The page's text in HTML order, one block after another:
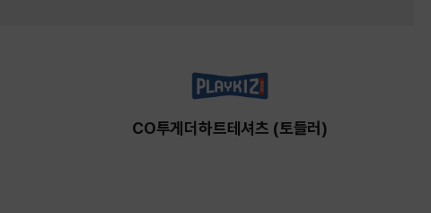
CO투게더하트테셔츠 (토들러)